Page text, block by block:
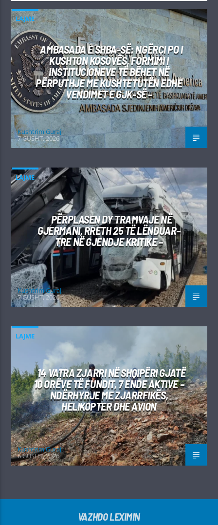
LAJME
AMBASADA E SHBA-SË: NGËRÇI PO I
KUSHTON KOSOVËS, FORMIMI I
INSTITUCIONEVE TË BËHET NË
PËRPUTHJE ME KUSHTETUTËN EDHE
VENDIMET E GJK-SË –
Kushtrim Guraj
7 GUSHT, 2026
LAJME
PËRPLASEN DY TRAMVAJE NË
GJERMANI, RRETH 25 TË LËNDUAR–
TRE NË GJENDJE KRITIKE –
Kushtrim Guraj
7 GUSHT, 2026
LAJME
14 VATRA ZJARRI NË SHQIPËRI GJATË
10 ORËVE TË FUNDIT, 7 ENDE AKTIVE –
NDËRHYRJE ME ZJARRFIKËS,
HELIKOPTER DHE AVION
Kushtrim Guraj
6 GUSHT, 2026
VAZHDO LEXIMIN